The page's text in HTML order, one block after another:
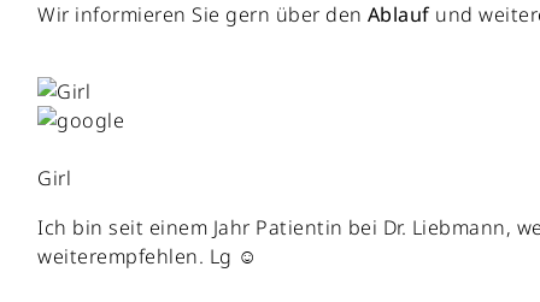
Wir informieren Sie gern über den Ablauf und
Girl
Ich bin seit einem Jahr Patientin bei Dr. Liebmann,
weiterempfehlen. Lg ☺️